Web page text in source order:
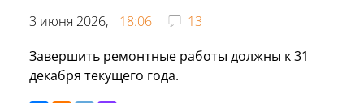
3 июня 2026, 18:06
13
Завершить ремонтные работы должны к 31
декабря текущего года.